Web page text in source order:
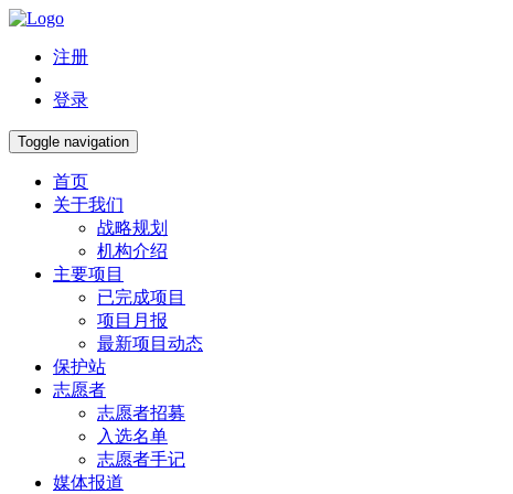
注册
登录
Toggle navigation
首页
关于我们
战略规划
机构介绍
主要项目
已完成项目
项目月报
最新项目动态
保护站
志愿者
志愿者招募
入选名单
志愿者手记
媒体报道